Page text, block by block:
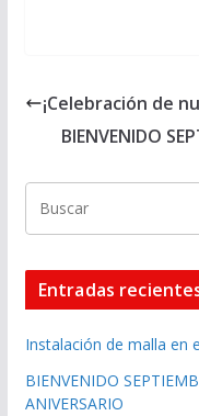
¡Celebración de
BIENVENIDO
Entradas
Instalación de malla en
BIENVENIDO
ANIVERSARIO